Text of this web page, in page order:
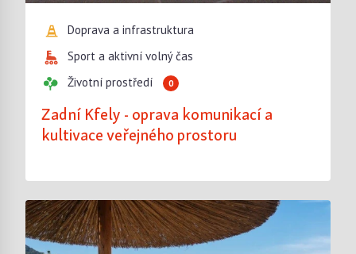
Doprava a infrastruktura
Sport a aktivní volný čas
Životní prostředí
0
Zadní Kfely - oprava komunikací a
kultivace veřejného prostoru